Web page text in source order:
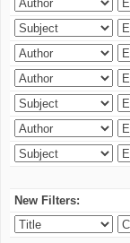
New Filters: